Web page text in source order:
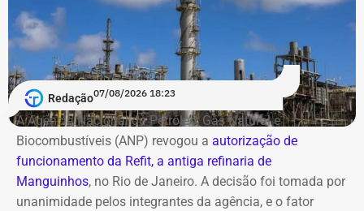
Deputado Fábio Silva em declaração de bens em 2022 — Foto:
Reprodução/Divulgacand
Paulo declarado por R$ 4,11 milhões. Há ainda um
apartamento financiado na cidade do Rio de Janeiro,
estimado em R$ 1,61 milhão.
Antonio Rueda declara Mercedes de
R$ 2,35 milhões
Entre os bens declarados também estão um Mercedes-
Benz AMG G63, avaliado em R$ 2,35 milhões, um
Redação07/08/2026 18:23
A Agência Nacional do Petróleo, Gás Natural e
Biocombustíveis (ANP) revogou a autorização de
funcionamento da Refit, a antiga refinaria de
Manguinhos, no Rio de Janeiro. A decisão foi tomada por
unanimidade pelos integrantes da agência, e o fator